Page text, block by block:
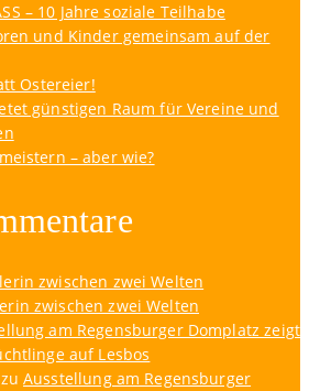
– 10 Jahre soziale Teilhabe
und Kinder gemeinsam auf der
Ostereier!
günstigen Raum für Vereine und
– aber wie?
zwischen zwei Welten
zwischen zwei Welten
am Regensburger Domplatz zeigt
auf Lesbos
zuAusstellung am Regensburger